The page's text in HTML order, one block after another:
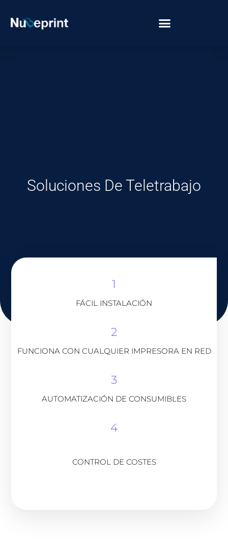
Soluciones De Teletrabajo
1
FÁCIL INSTALACIÓN
2
FUNCIONA CON CUALQUIER IMPRESORA EN RED
3
AUTOMATIZACIÓN DE CONSUMIBLES
4
CONTROL DE COSTES